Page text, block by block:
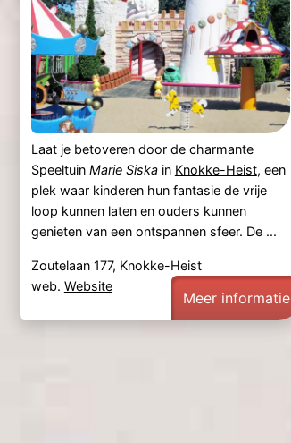
Laat je betoveren door de charmante
Speeltuin Marie Siskain Knokke-Heist, een
plek waar kinderen hun fantasie de vrije
loop kunnen laten en ouders kunnen
genieten van een ontspannen sfeer. De ...
Zoutelaan 177, Knokke-Heist
web. Website
Meer informatie